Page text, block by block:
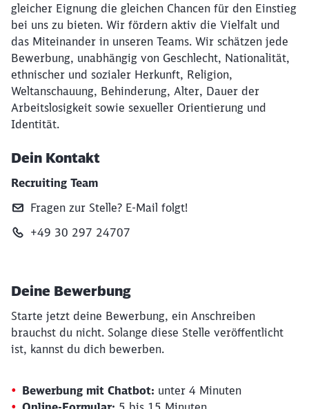
gleicher Eignung die gleichen Chancen für den Einstieg
bei uns zu bieten. Wir fördern aktiv die Vielfalt und
das Miteinander in unseren Teams. Wir schätzen jede
Bewerbung, unabhängig von Geschlecht, Nationalität,
ethnischer und sozialer Herkunft, Religion,
Weltanschauung, Behinderung, Alter, Dauer der
Arbeitslosigkeit sowie sexueller Orientierung und
Identität.
Dein Kontakt
Recruiting Team
Fragen zur Stelle? E‑Mail folgt!
+49 30 297 24707
Deine Bewerbung
Starte jetzt deine Bewerbung, ein Anschreiben
brauchst du nicht. Solange diese Stelle veröffentlicht
ist, kannst du dich bewerben.
Bewerbung mit Chatbot: unter 4 Minuten